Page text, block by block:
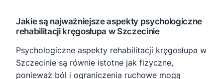
Jakie są najważniejsze aspekty psychologiczne
rehabilitacji kręgosłupa w Szczecinie
Psychologiczne aspekty rehabilitacji kręgosłupa w
Szczecinie są równie istotne jak fizyczne,
ponieważ ból i ograniczenia ruchowe mogą